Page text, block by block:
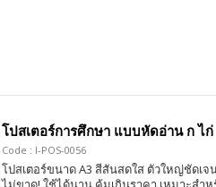
โปสเตอร์การศึกษา แบบหัดอ่าน ก ไก่
Code : I-POS-0056
โปสเตอร์ขนาด A3 สีสันสดใส ตัวใหญ่ชัดเ